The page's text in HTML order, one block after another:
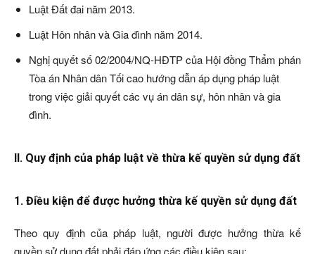
Luật Đất đai năm 2013.
Luật Hôn nhân và Gia đình năm 2014.
Nghị quyết số 02/2004/NQ-HĐTP của Hội đồng Thẩm phán
Tòa án Nhân dân Tối cao hướng dẫn áp dụng pháp luật
trong việc giải quyết các vụ án dân sự, hôn nhân và gia
đình.
II. Quy định của pháp luật về thừa kế quyền sử dụng đất
1. Điều kiện để được hưởng thừa kế quyền sử dụng đất
Theo quy định của pháp luật, người được hưởng thừa kế
quyền sử dụng đất phải đáp ứng các điều kiện sau: